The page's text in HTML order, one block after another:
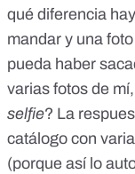
qué diferencia
mandar y una
pueda haber
varias fotos de
selfie? La
catálogo con
(porque así lo